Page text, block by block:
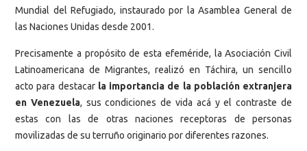
Mundial del Refugiado, instaurado por la Asamblea General de
las Naciones Unidas desde 2001.
Precisamente a propósito de esta efeméride, la Asociación Civil
Latinoamericana de Migrantes, realizó en Táchira, un sencillo
acto para destacar la importancia de la población extranjera
en Venezuela, sus condiciones de vida acá y el contraste de
estas con las de otras naciones receptoras de personas
movilizadas de su terruño originario por diferentes razones.